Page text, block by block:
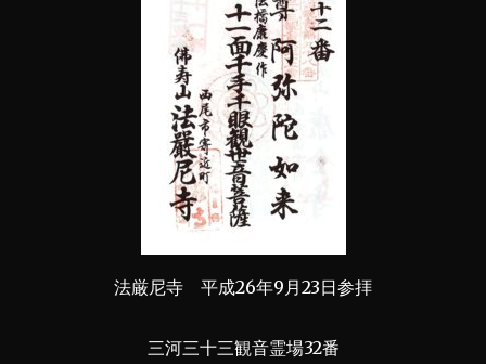
法厳尼寺 平成26年9月23日参拝
三河三十三観音霊場32番